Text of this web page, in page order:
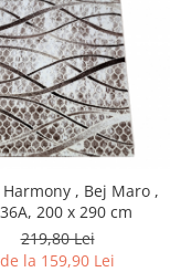
Harmony , Bej Maro ,
200 x 290 cm
219,80 Lei
de la 159,90 Lei